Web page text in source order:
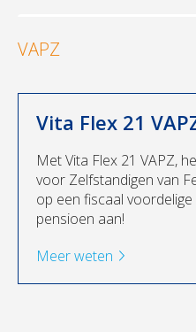
VAPZ
Vita Flex 21
Met Vita Flex 21 VAPZ,
voor Zelfstandigen van
op een fiscaal
pensioen aan!
Meer weten